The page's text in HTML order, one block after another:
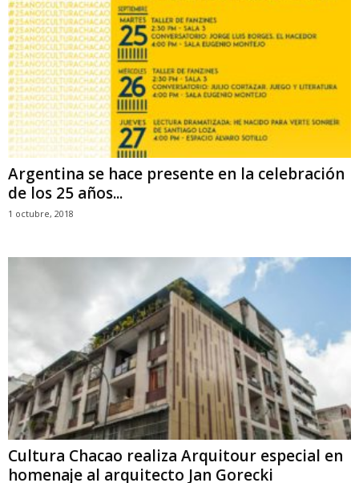
Argentina se hace presente en la celebración
de los 25 años...
1 octubre, 2018
Cultura Chacao realiza Arquitour especial en
homenaje al arquitecto Jan Gorecki